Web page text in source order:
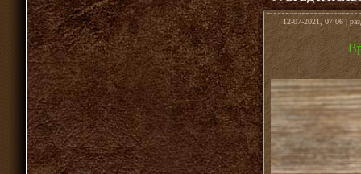
12-07-2021, 07:06 |